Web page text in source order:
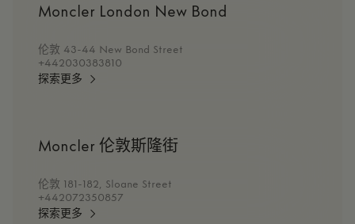
Moncler London New Bond
伦敦 43-44 New Bond Street
+442030383810
探索更多
Moncler 伦敦斯隆街
伦敦 181-182, Sloane Street
+442072350857
探索更多